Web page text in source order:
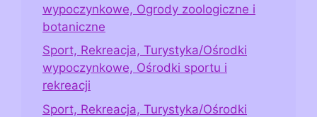
wypoczynkowe, Ogrody zoologiczne i
botaniczne
Sport, Rekreacja, Turystyka/Ośrodki
wypoczynkowe, Ośrodki sportu i
rekreacji
Sport, Rekreacja, Turystyka/Ośrodki